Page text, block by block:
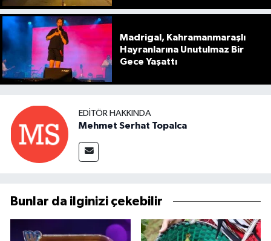
Madrigal, Kahramanmaraşlı
Hayranlarına Unutulmaz Bir
Gece Yaşattı
EDITÖR HAKKINDA
Mehmet Serhat Topalca
Bunlar da ilginizi çekebilir